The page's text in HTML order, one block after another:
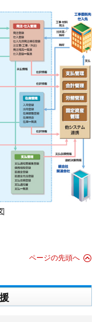
ページの先頭へ